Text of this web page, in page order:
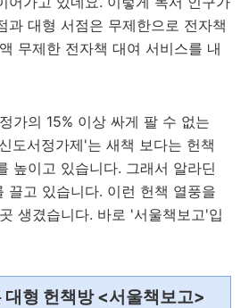
과 대형 서점은 무제한으로 전자책
무제한 전자책 대여 서비스를 내
가의 15% 이상 싸게 팔 수 없는
도서정가제'는 새책 보다는 헌책
높이고 있습니다. 그래서 알라딘
끌고 있습니다. 이런 헌책 열풍을
생겼습니다. 바로 '서울책보고'입
대형 헌책방 <서울책보고>